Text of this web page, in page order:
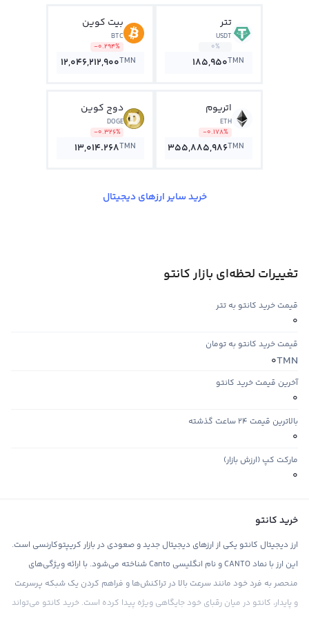
تتر
USDT
0%
185,950TMN
بیت کوین
BTC
-0.294%
12,046,212,900TMN
اتریوم
ETH
-0.178%
355,885,986TMN
دوج کوین
DOGE
-0.326%
13,014.268TMN
خرید سایر ارزهای دیجیتال
تغییرات لحظه‌ای بازار کانتو
قیمت خرید کانتو به تتر
0
قیمت خرید کانتو به تومان
TMN
0
آخرین قیمت خرید کانتو
0
بالاترین قیمت ۲۴ ساعت گذشته
0
مارکت کپ (ارزش بازار)
0
خرید کانتو
ارز دیجیتال کانتو یکی از ارزهای دیجیتال جدید و صعودی در بازار کریپتوکارنسی است.
این ارز با نماد CANTO و نام انگلیسی Canto شناخته می‌شود. با ارائه ویژگی‌های
منحصر به فرد خود مانند سرعت بالا در تراکنش‌ها و فراهم کردن یک شبکه پرسرعت
و پایدار، کانتو در میان رقبای خود جایگاهی ویژه پیدا کرده است. خرید کانتو می‌تواند